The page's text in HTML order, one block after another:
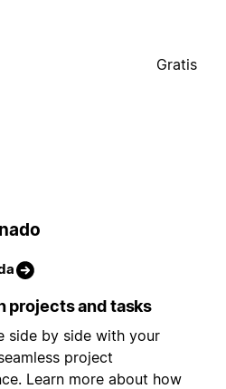
Gratis
projects and tasks
side by side with your
project
Learn more about how